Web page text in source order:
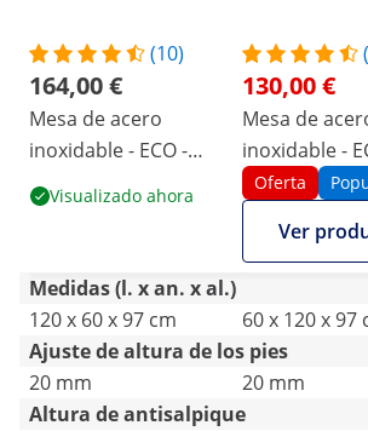
(10)
164,00 €
Mesa de acero
inoxidable - ECO -
120 x 60 cm - 400 kg -
antisalpique - Royal
Visualizado ahora
130,00 €
Mesa de
inoxidable -
120 x 60 cm -
antisalpique -
Catering
Oferta
Ver
Medidas (l. x an. x al.)
120 x 60 x 97 cm
60 x 120 x 97
Ajuste de altura de los pies
20 mm
20 mm
Altura de antisalpique